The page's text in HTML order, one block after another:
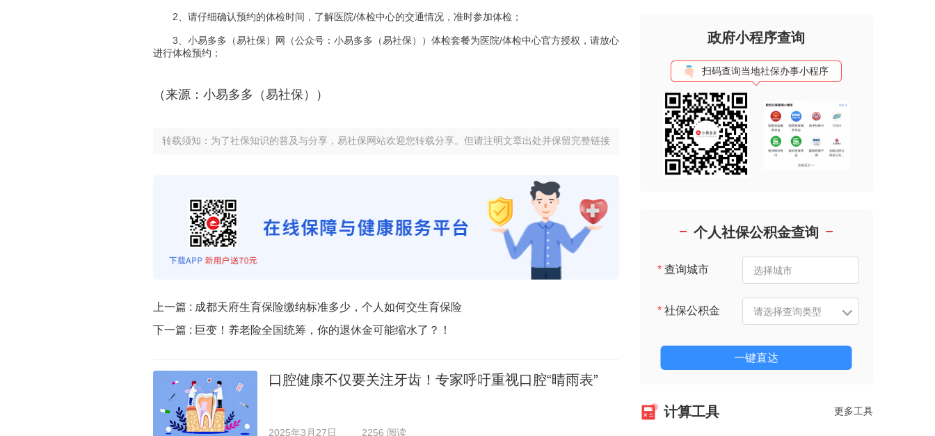
2、请仔细确认预约的体检时间，了解医院/体检中心的交通情况，准时参加体检；
3、小易多多（易社保）网（公众号：小易多多（易社保））体检套餐为医院/体检中心官方授权，请放心
进行体检预约；
（来源：小易多多（易社保））
转载须知：为了社保知识的普及与分享，易社保网站欢迎您转载分享。但请注明文章出处并保留完整链接
上一篇 : 成都天府生育保险缴纳标准多少，个人如何交生育保险
下一篇 : 巨变！养老险全国统筹，你的退休金可能缩水了？！
口腔健康不仅要关注牙齿！专家呼吁重视口腔“晴雨表”
2025年3月27日 2256 阅读
政府小程序查询
扫码查询当地社保办事小程序
个人社保公积金查询
*查询城市
*社保公积金
一键直达
计算工具 更多工具